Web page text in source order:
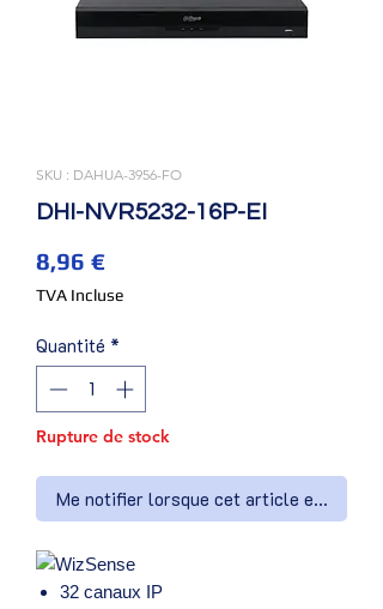
SKU : DAHUA-3956-FO
DHI-NVR5232-16P-EI
8,96 €Prix
TVA Incluse
Quantité *
Rupture de stock
Me notifier lorsque cet article est
32 canaux IP